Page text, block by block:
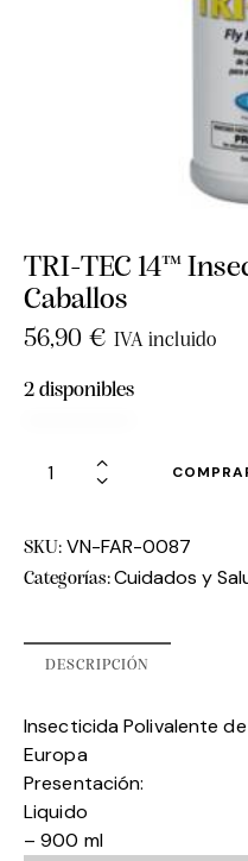
TRI-TEC 14™
Caballos
56,90 € IVA incluido
2 disponibles
SKU: VN-FAR-0087
Categorías:Cuidados y
DESCRIPCIÓN
Insecticida Polivalente
Europa
Presentación:
Liquido
– 900 ml